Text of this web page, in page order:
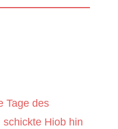
Tage des
Hiob hin